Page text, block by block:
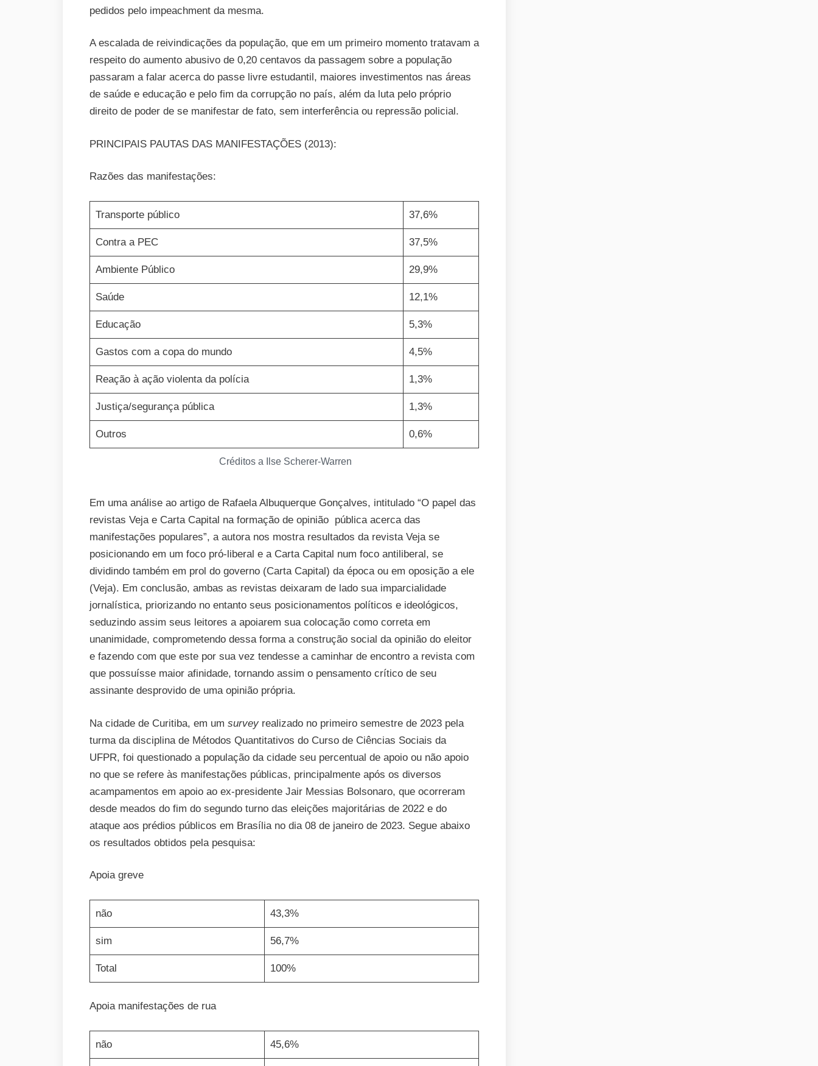
pedidos pelo impeachment da mesma.
A escalada de reivindicações da população, que em um primeiro momento tratavam a
respeito do aumento abusivo de 0,20 centavos da passagem sobre a população
passaram a falar acerca do passe livre estudantil, maiores investimentos nas áreas
de saúde e educação e pelo fim da corrupção no país, além da luta pelo próprio
direito de poder de se manifestar de fato, sem interferência ou repressão policial.
PRINCIPAIS PAUTAS DAS MANIFESTAÇÕES (2013):
Razões das manifestações:
Transporte público 37,6%
Contra a PEC 37,5%
Ambiente Público 29,9%
Saúde 12,1%
Educação 5,3%
Gastos com a copa do mundo 4,5%
Reação à ação violenta da polícia 1,3%
Justiça/segurança pública 1,3%
Outros 0,6%
Créditos a Ilse Scherer-Warren
Em uma análise ao artigo de Rafaela Albuquerque Gonçalves, intitulado “O papel das
revistas Veja e Carta Capital na formação de opinião pública acerca das
manifestações populares”, a autora nos mostra resultados da revista Veja se
posicionando em um foco pró-liberal e a Carta Capital num foco antiliberal, se
dividindo também em prol do governo (Carta Capital) da época ou em oposição a ele
(Veja). Em conclusão, ambas as revistas deixaram de lado sua imparcialidade
jornalística, priorizando no entanto seus posicionamentos políticos e ideológicos,
seduzindo assim seus leitores a apoiarem sua colocação como correta em
unanimidade, comprometendo dessa forma a construção social da opinião do eleitor
e fazendo com que este por sua vez tendesse a caminhar de encontro a revista com
que possuísse maior afinidade, tornando assim o pensamento crítico de seu
assinante desprovido de uma opinião própria.
Na cidade de Curitiba, em um survey realizado no primeiro semestre de 2023 pela
turma da disciplina de Métodos Quantitativos do Curso de Ciências Sociais da
UFPR, foi questionado a população da cidade seu percentual de apoio ou não apoio
no que se refere às manifestações públicas, principalmente após os diversos
acampamentos em apoio ao ex-presidente Jair Messias Bolsonaro, que ocorreram
desde meados do fim do segundo turno das eleições majoritárias de 2022 e do
ataque aos prédios públicos em Brasília no dia 08 de janeiro de 2023. Segue abaixo
os resultados obtidos pela pesquisa:
Apoia greve
não 43,3%
sim 56,7%
Total 100%
Apoia manifestações de rua
não 45,6%